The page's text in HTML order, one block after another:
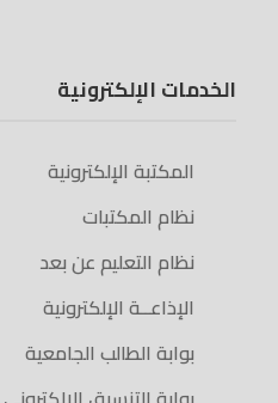
الخدمات الإلكترونية
المكتبة الإلكترونية
نظام المكتبات
نظام التعليم عن بعد
الإذاعــة الإلكترونية
بوابة الطالب الجامعية